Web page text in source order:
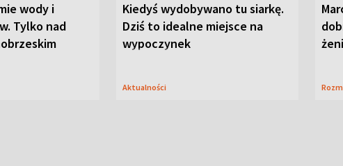
wody i
Tylko nad
Kiedyś wydobywano tu siarkę.
Dziś to idealne miejsce na
wypoczynek
Aktualności